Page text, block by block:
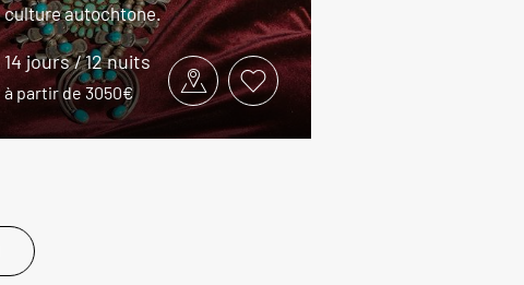
culture autochtone.
14 jours / 12 nuits
à partir de 3050€